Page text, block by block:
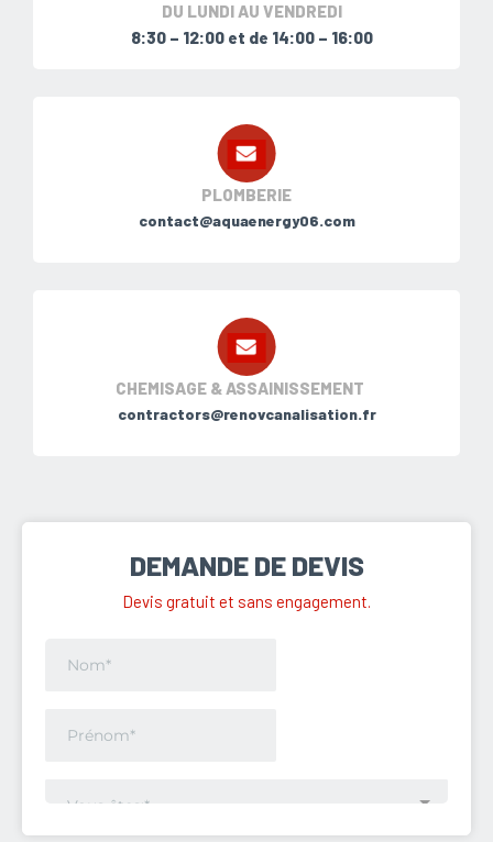
DU LUNDI AU VENDREDI
8:30 – 12:00 et de 14:00 – 16:00
PLOMBERIE
contact@aquaenergy06.com
CHEMISAGE & ASSAINISSEMENT
contractors@renovcanalisation.fr
DEMANDE DE DEVIS
Devis gratuit et sans engagement.